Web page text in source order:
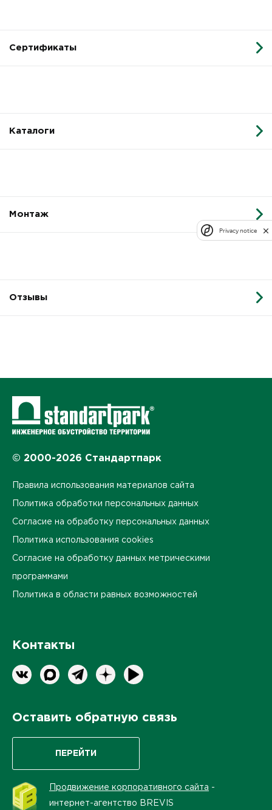
Сертификаты
Каталоги
Монтаж
Отзывы
© 2000-2026 Стандартпарк
Правила использования материалов сайта
Политика обработки персональных данных
Согласие на обработку персональных данных
Политика использования cookies
Согласие на обработку данных метрическими
программами
Политика в области равных возможностей
Контакты
Оставить обратную связь
ПЕРЕЙТИ
Продвижение корпоративного сайта -
интернет-агентство BREVIS
Privacy notice